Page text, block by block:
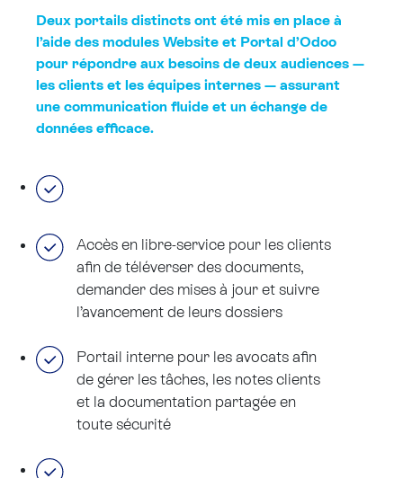
Deux portails distincts ont été mis en place à
l’aide des modules Website et Portal d’Odoo
pour répondre aux besoins de deux audiences —
les clients et les équipes internes — assurant
une communication fluide et un échange de
données efficace.
Accès en libre-service pour les clients
afin de téléverser des documents,
demander des mises à jour et suivre
l’avancement de leurs dossiers
Portail interne pour les avocats afin
de gérer les tâches, les notes clients
et la documentation partagée en
toute sécurité